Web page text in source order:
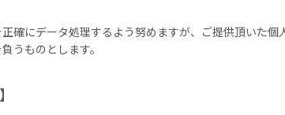
確にデータ処理するよう努めますが、ご提供頂いた個
うものとします。